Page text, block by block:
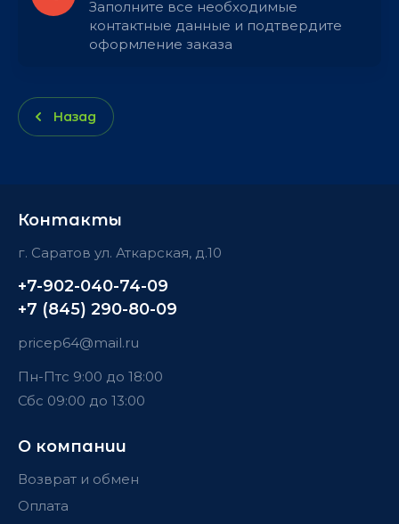
Заполните все необходимые
контактные данные и подтвердите
оформление заказа
Назад
Контакты
г. Саратов ул. Аткарская, д.10
+7-902-040-74-09
+7 (845) 290-80-09
pricep64@mail.ru
Пн-Птс 9:00 до 18:00
Сбс 09:00 до 13:00
О компании
Возврат и обмен
Оплата